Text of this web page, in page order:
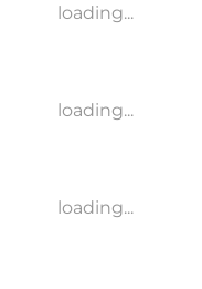
loading...
loading...
loading...